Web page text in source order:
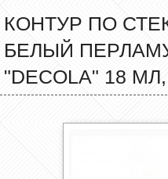
КОНТУР ПО
БЕЛЫЙ
"DECOLA" 18